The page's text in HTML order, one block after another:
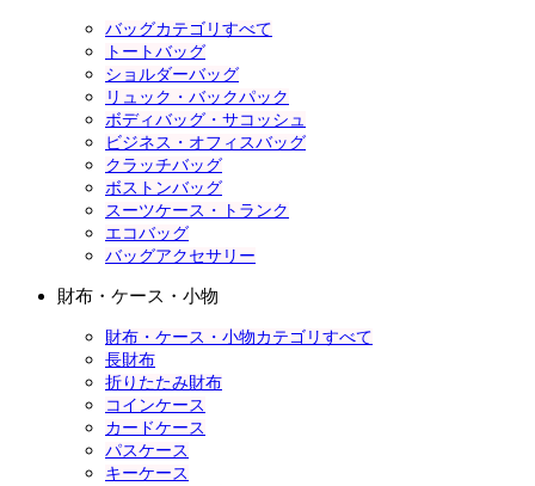
バッグカテゴリすべて
トートバッグ
ショルダーバッグ
リュック・バックパック
ボディバッグ・サコッシュ
ビジネス・オフィスバッグ
クラッチバッグ
ボストンバッグ
スーツケース・トランク
エコバッグ
バッグアクセサリー
財布・ケース・小物
財布・ケース・小物カテゴリすべて
長財布
折りたたみ財布
コインケース
カードケース
パスケース
キーケース